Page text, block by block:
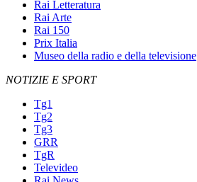
Rai Letteratura
Rai Arte
Rai 150
Prix Italia
Museo della radio e della televisione
NOTIZIE E SPORT
Tg1
Tg2
Tg3
GRR
TgR
Televideo